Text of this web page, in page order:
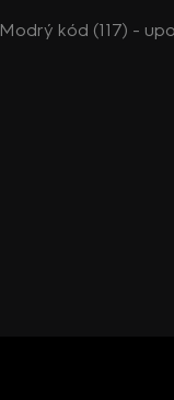
Modrý kód (117) -